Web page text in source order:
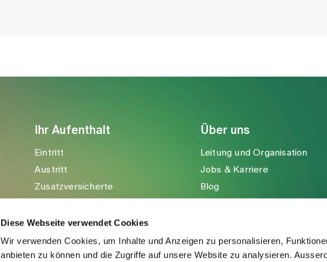
Diese Webseite verwendet Cookies
Wir verwenden Cookies, um Inhalte und Anzeigen zu personalisieren,
anbieten zu können und die Zugriffe auf unsere Website zu analysieren.
Ihr Aufenthalt
Eintritt
Austritt
Zusatzversicherte
Über uns
Leitung und Organisation
Jobs & Karriere
Blog